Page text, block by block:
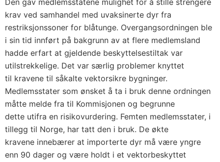
Den gav medlemsstatene mulighet for å stille strengere
krav ved samhandel med uvaksinerte dyr fra
restriksjonssoner for blåtunge. Overgangsordningen ble
i sin tid innført på bakgrunn av at flere medlemsland
hadde erfart at gjeldende beskyttelsestiltak var
utilstrekkelige. Det var særlig problemer knyttet
til kravene til såkalte vektorsikre bygninger.
Medlemsstater som ønsket å ta i bruk denne ordningen
måtte melde fra til Kommisjonen og begrunne
dette utifra en risikovurdering. Femten medlemsstater, i
tillegg til Norge, har tatt den i bruk. De økte
kravene innebærer at importerte dyr må være yngre
enn 90 dager og være holdt i et vektorbeskyttet